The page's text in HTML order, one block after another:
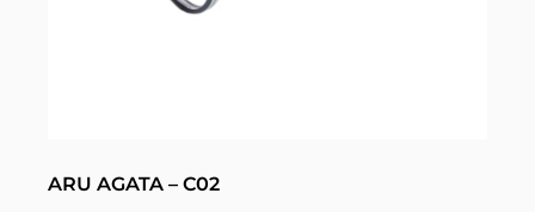
ARU AGATA – C02